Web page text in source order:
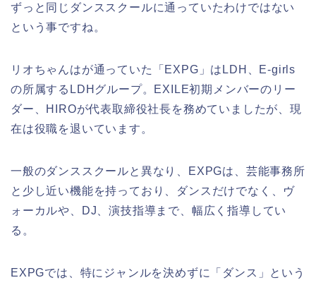
ずっと同じダンススクールに通っていたわけではない
という事ですね。
リオちゃんはが通っていた「EXPG」はLDH、E-girls
の所属するLDHグループ。EXILE初期メンバーのリー
ダー、HIROが代表取締役社長を務めていましたが、現
在は役職を退いています。
一般のダンススクールと異なり、EXPGは、芸能事務所
と少し近い機能を持っており、ダンスだけでなく、ヴ
ォーカルや、DJ、演技指導まで、幅広く指導してい
る。
EXPGでは、特にジャンルを決めずに「ダンス」という